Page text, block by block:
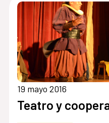
19 mayo 2016
Teatro y